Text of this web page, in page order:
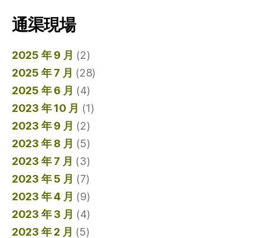
通渠現場
2025 年 9 月 (2)
2025 年 7 月 (28)
2025 年 6 月 (4)
2023 年 10 月 (1)
2023 年 9 月 (2)
2023 年 8 月 (5)
2023 年 7 月 (3)
2023 年 5 月 (7)
2023 年 4 月 (9)
2023 年 3 月 (4)
2023 年 2 月 (5)